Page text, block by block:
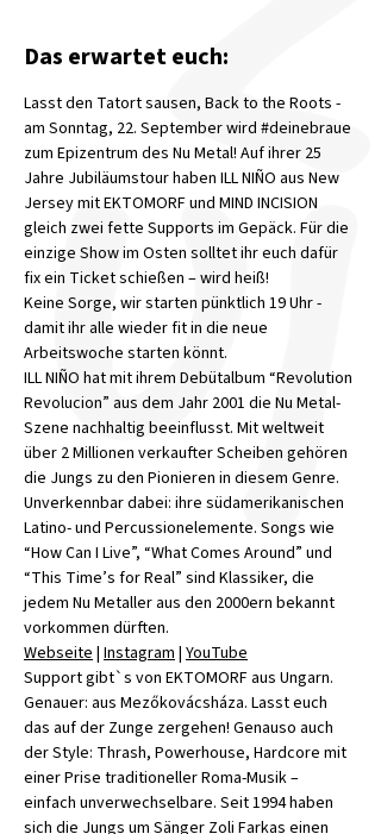
Das erwartet euch:
Lasst den Tatort sausen, Back to the Roots -
am Sonntag, 22. September wird #deinebraue
zum Epizentrum des Nu Metal! Auf ihrer 25
Jahre Jubiläumstour haben ILL NIÑO aus New
Jersey mit EKTOMORF und MIND INCISION
gleich zwei fette Supports im Gepäck. Für die
einzige Show im Osten solltet ihr euch dafür
fix ein Ticket schießen – wird heiß!
Keine Sorge, wir starten pünktlich 19 Uhr -
damit ihr alle wieder fit in die neue
Arbeitswoche starten könnt.
ILL NIÑO hat mit ihrem Debütalbum “Revolution
Revolucion” aus dem Jahr 2001 die Nu Metal-
Szene nachhaltig beeinflusst. Mit weltweit
über 2 Millionen verkaufter Scheiben gehören
die Jungs zu den Pionieren in diesem Genre.
Unverkennbar dabei: ihre südamerikanischen
Latino- und Percussionelemente. Songs wie
“How Can I Live”, “What Comes Around” und
“This Time’s for Real” sind Klassiker, die
jedem Nu Metaller aus den 2000ern bekannt
vorkommen dürften.
Webseite | Instagram | YouTube
Support gibt`s von EKTOMORF aus Ungarn.
Genauer: aus Mezőkovácsháza. Lasst euch
das auf der Zunge zergehen! Genauso auch
der Style: Thrash, Powerhouse, Hardcore mit
einer Prise traditioneller Roma-Musik –
einfach unverwechselbare. Seit 1994 haben
sich die Jungs um Sänger Zoli Farkas einen